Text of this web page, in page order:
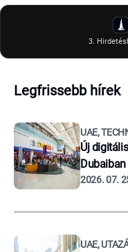
3.
Legfrissebb hírek
UAE,
Új
Dubaiban
2026. 07.
UAE,